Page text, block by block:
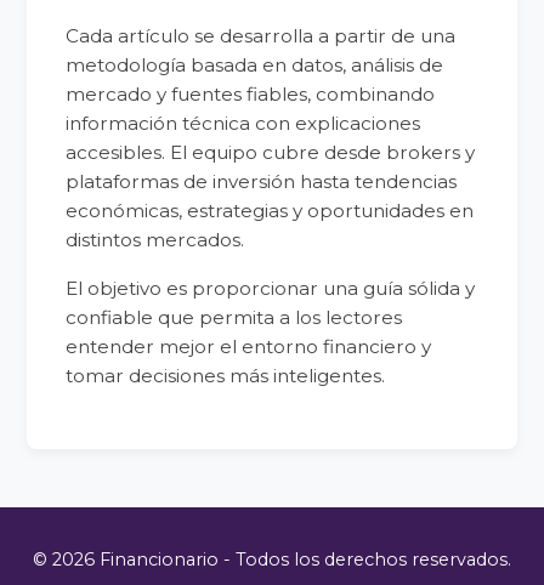
Cada artículo se desarrolla a partir de una
metodología basada en datos, análisis de
mercado y fuentes fiables, combinando
información técnica con explicaciones
accesibles. El equipo cubre desde brokers y
plataformas de inversión hasta tendencias
económicas, estrategias y oportunidades en
distintos mercados.
El objetivo es proporcionar una guía sólida y
confiable que permita a los lectores
entender mejor el entorno financiero y
tomar decisiones más inteligentes.
© 2026 Financionario - Todos los derechos reservados.